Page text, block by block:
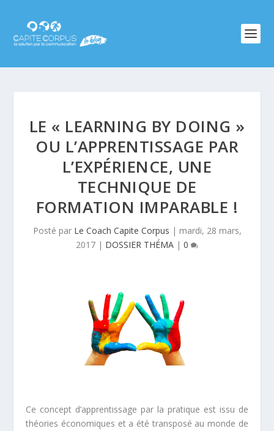
LE « LEARNING BY DOING »
OU L’APPRENTISSAGE PAR
L’EXPÉRIENCE, UNE
TECHNIQUE DE
FORMATION IMPARABLE !
Posté par Le Coach Capite Corpus | mardi, 28 mars,
2017 | DOSSIER THÉMA | 0
Ce concept d’apprentissage par la pratique est issu de
théories économiques et a été transposé au monde de